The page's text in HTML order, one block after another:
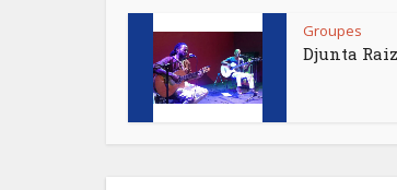
Groupes
Djunta Raiz